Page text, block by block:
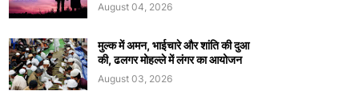
August 04, 2026
मुल्क में अमन, भाईचारे और शांति की दुआ
की, ढलगर मोहल्ले में लंगर का आयोजन
August 03, 2026